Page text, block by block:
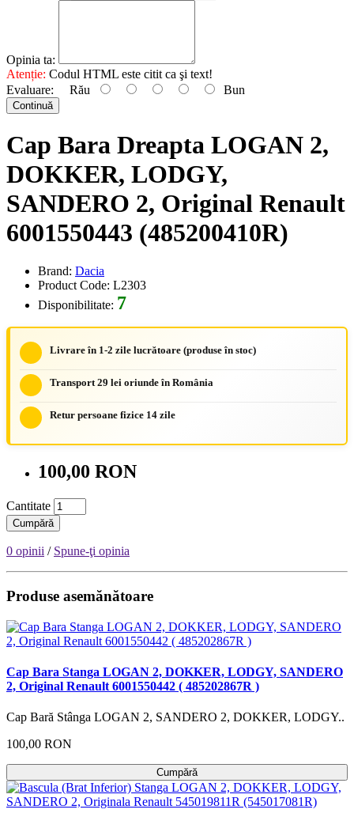
Opinia ta:
Atenție: Codul HTML este citit ca şi text!
Evaluare: Rău Bun
Continuă
Cap Bara Dreapta LOGAN 2,
DOKKER, LODGY,
SANDERO 2, Original Renault
6001550443 (485200410R)
Brand: Dacia
Product Code: L2303
Disponibilitate: 7
Livrare în 1-2 zile lucrătoare (produse în stoc)
Transport 29 lei oriunde în România
Retur persoane fizice 14 zile
100,00 RON
Cantitate
Cumpără
0 opinii / Spune-ţi opinia
Produse asemănătoare
Cap Bara Stanga LOGAN 2, DOKKER, LODGY, SANDERO
2, Original Renault 6001550442 ( 485202867R )
Cap Bară Stânga LOGAN 2, SANDERO 2, DOKKER, LODGY..
100,00 RON
Cumpără